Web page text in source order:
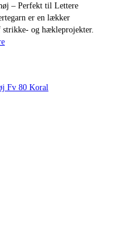
– Perfekt til Lettere
er en lækker
og hækleprojekter.